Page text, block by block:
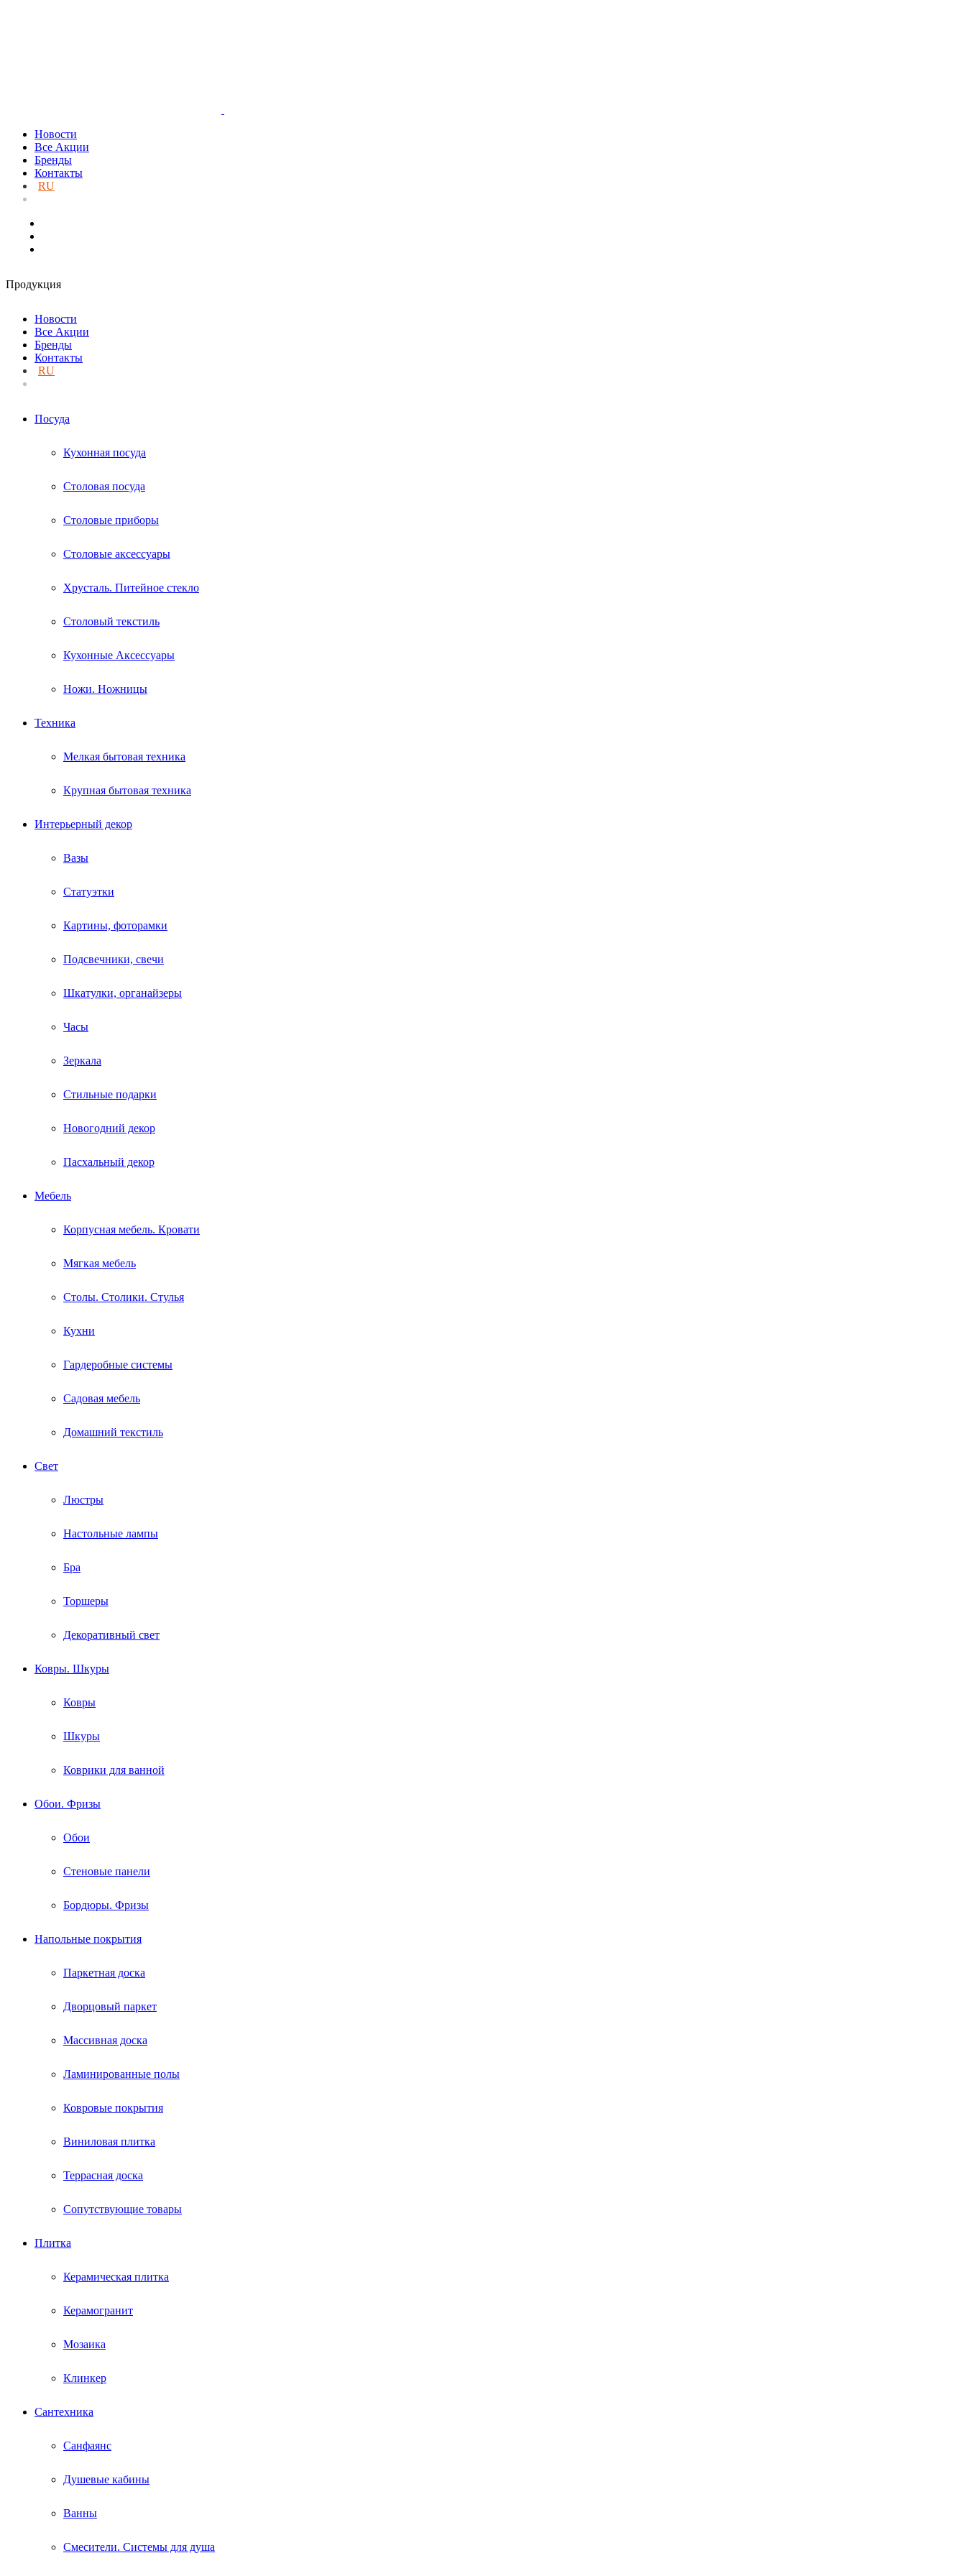
Новости
Все Акции
Бренды
Контакты
RU
Продукция
Новости
Все Акции
Бренды
Контакты
RU
Посуда
Кухонная посуда
Столовая посуда
Столовые приборы
Столовые аксессуары
Хрусталь. Питейное стекло
Столовый текстиль
Кухонные Аксессуары
Ножи. Ножницы
Техника
Мелкая бытовая техника
Крупная бытовая техника
Интерьерный декор
Вазы
Статуэтки
Картины, фоторамки
Подсвечники, свечи
Шкатулки, органайзеры
Часы
Зеркала
Стильные подарки
Новогодний декор
Пасхальный декор
Мебель
Корпусная мебель. Кровати
Мягкая мебель
Столы. Столики. Стулья
Кухни
Гардеробные системы
Садовая мебель
Домашний текстиль
Свет
Люстры
Настольные лампы
Бра
Торшеры
Декоративный свет
Ковры. Шкуры
Ковры
Шкуры
Коврики для ванной
Обои. Фризы
Обои
Стеновые панели
Бордюры. Фризы
Напольные покрытия
Паркетная доска
Дворцовый паркет
Массивная доска
Ламинированные полы
Ковровые покрытия
Виниловая плитка
Террасная доска
Сопутствующие товары
Плитка
Керамическая плитка
Керамогранит
Мозаика
Клинкер
Сантехника
Санфаянс
Душевые кабины
Ванны
Смесители. Системы для душа